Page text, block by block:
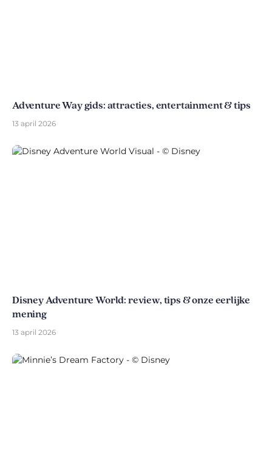
Adventure Way gids: attracties, entertainment & tips
13 april 2026
Disney Adventure World: review, tips & onze eerlijke
mening
13 april 2026